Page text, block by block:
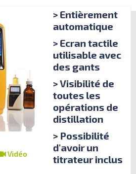
Vidéo
> Entièrement
automatique
> Ecran tactile
utilisable avec
des gants
> Visibilité de
toutes les
opérations de
distillation
> Possibilité
d'avoir un
titrateur inclus